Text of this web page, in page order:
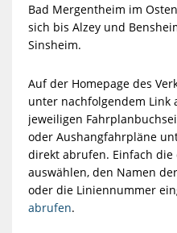
Bad Mergentheim im
sich bis Alzey und
Sinsheim.
Auf der Homepage des
unter nachfolgendem Link
jeweiligen
oder Aushangfahrpläne
direkt abrufen. Einfach
auswählen, den Namen
oder die Liniennummer
abrufen.